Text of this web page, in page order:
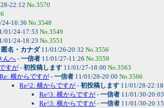
22:12 No.3570
16:36 No.3548
01/24-17:53 No.3549
01/24-18:23 No.3551
匿名・カナダ11/01/26-20:32 No.3556
んへ - 一信者 11/01/27-11:26 No.3559
すが - 初投稿します 11/01/27-18:00 No.3563
Re: 横からですが - 一信者 11/01/28-20:00 No.3566
Re^2: 横からですが - 初投稿します 11/01/28-22:18
Re^3: 横からですが - 一信者 11/01/30-20:03
Re^3: 横からですが - 一信者 11/01/30-20:15